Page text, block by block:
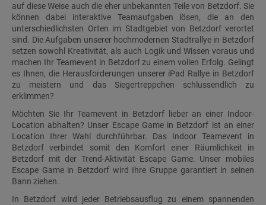
auf diese Weise auch die eher unbekannten Teile von Betzdorf. Sie
können dabei interaktive Teamaufgaben lösen, die an den
unterschiedlichsten Orten im Stadtgebiet von Betzdorf verortet
sind. Die Aufgaben unserer hochmodernen Stadtrallye in Betzdorf
setzen sowohl Kreativität, als auch Logik und Wissen voraus und
machen Ihr Teamevent in Betzdorf zu einem vollen Erfolg. Gelingt
es Ihnen, die Herausforderungen unserer iPad Rallye in Betzdorf
zu meistern und das Siegertreppchen schlussendlich zu
erklimmen?
Möchten Sie Ihr Teamevent in Betzdorf lieber an einer Indoor-
Location abhalten? Unser Escape Game in Betzdorf ist an einer
Location Ihrer Wahl durchführbar. Das Indoor Teamevent in
Betzdorf verbindet somit den Komfort einer Räumlichkeit in
Betzdorf mit der Trend-Aktivität Escape Game. Unser mobiles
Escape Game in Betzdorf wird Ihre Gruppe garantiert in seinen
Bann ziehen.
In Betzdorf wird jeder Betriebsausflug zu einem spannenden